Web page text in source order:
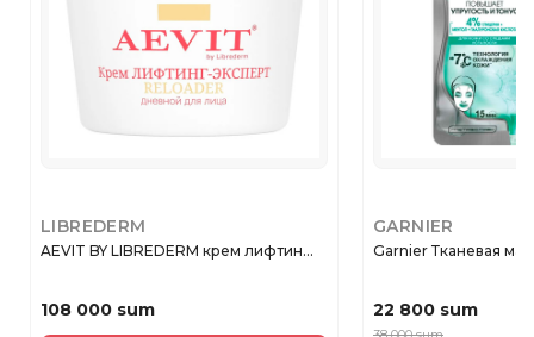
LIBREDERM
AEVIT BY LIBREDERM крем лифтин...
108 000 sum
GARNIER
Garnier Тканевая
22 800 sum